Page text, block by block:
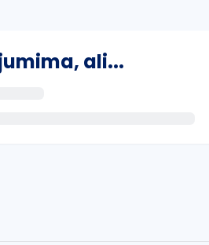
ali...